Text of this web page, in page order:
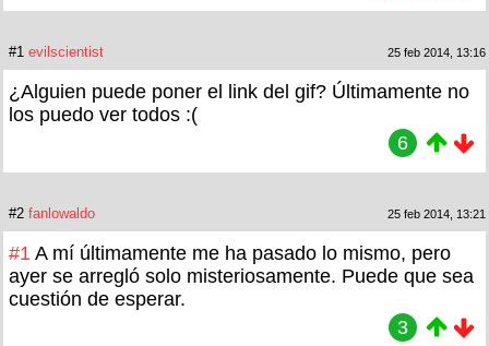
#1 evilscientist 25 feb 2014, 13:16
¿Alguien puede poner el link del gif? Últimamente no
los puedo ver todos :(
6
#2 fanlowaldo 25 feb 2014, 13:21
#1 A mí últimamente me ha pasado lo mismo, pero
ayer se arregló solo misteriosamente. Puede que sea
cuestión de esperar.
3